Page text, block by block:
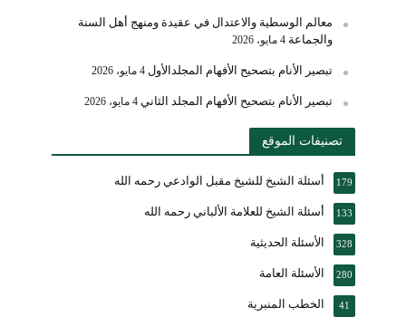
معالم الوسطية والاعتدال في عقيدة ومنهج أهل السنة
والجماعة 4 مايو، 2026
تبصير الأنام بتصحيح الأفهام المجلدالأول 4 مايو، 2026
تبصير الأنام بتصحيح الأفهام المجلد الثاني 4 مايو، 2026
تصنيفات الموقع
أسئلة الشيخ للشيخ مقبل الوادعي رحمه الله 179
أسئلة الشيخ للعلامة الألباني رحمه الله 133
الأسئلة الحديثية 328
الأسئلة العامة 280
الخطب المنبرية 41